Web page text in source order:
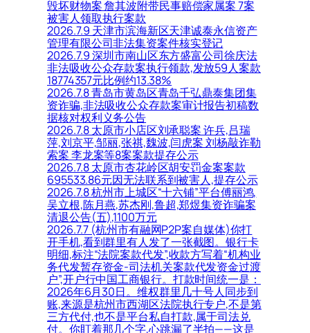
毁坏财物案 詹其波附带民事赔偿家属案 7案
被害人领取执行案款
2026.7.9 天津市滨海新区天津诚泰永信资产
管理有限公司非法集资案件核实登记
2026.7.9 深圳市南山区东方盛富公司徐庆法
非法吸收公众存款案执行领款,发放59人案款
18774357元比例约13.38%
2026.7.8 青岛市黄岛区青岛千弘鼎泰集团集
资诈骗,非法吸收公众存款案审计报告初稿数
据核对权利义务公告
2026.7.8 太原市小店区刘承聪案 许兵,吕瑞
萍,刘京平,邹丽,张祺,魏波,闫虎案 刘杨敲诈勒
索案 李龙案等8案案款提存公示
2026.7.8 太原市杏花岭区胡安罚金案案款
695533.86元因无法联系到被害人,提存公示
2026.7.8 杭州市上城区“十六铺”平台傅丽鸿,
吴立根,陈月燕,苏杰刚,鲁超,郑煜集资诈骗案
清退公告(五),1100万元
2026.7.7 (杭州市有融网P2P案自媒体)你打
开手机,看到群里有人发了一张截图。银行卡
明细,标注“法院案款代发”,收款方写着“机构业
务代发暂存资金-司法机关案款代发资金过渡
户”,开户行中国工商银行。打款时间统一是：
2026年6月30日。维权群里几十号人同步到
账,来源是杭州市西湖区法院执行专户,不是第
三方代付,也不是平台私自打款,属于司法兑
付。你盯着那几个字,心跳漏了半拍——这是